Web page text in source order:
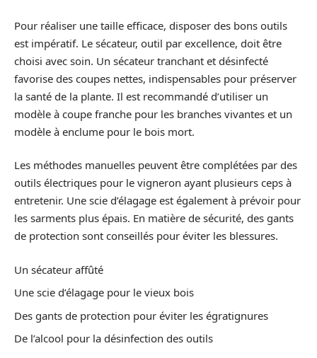
Pour réaliser une taille efficace, disposer des bons outils
est impératif. Le sécateur, outil par excellence, doit être
choisi avec soin. Un sécateur tranchant et désinfecté
favorise des coupes nettes, indispensables pour préserver
la santé de la plante. Il est recommandé d’utiliser un
modèle à coupe franche pour les branches vivantes et un
modèle à enclume pour le bois mort.
Les méthodes manuelles peuvent être complétées par des
outils électriques pour le vigneron ayant plusieurs ceps à
entretenir. Une scie d’élagage est également à prévoir pour
les sarments plus épais. En matière de sécurité, des gants
de protection sont conseillés pour éviter les blessures.
Un sécateur affûté
Une scie d’élagage pour le vieux bois
Des gants de protection pour éviter les égratignures
De l’alcool pour la désinfection des outils